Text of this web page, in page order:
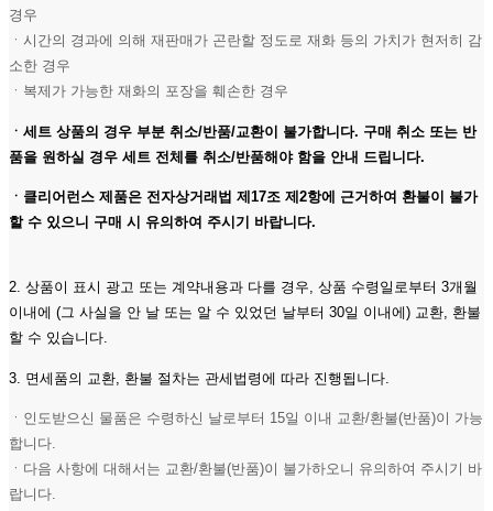
경우
ㆍ시간의 경과에 의해 재판매가 곤란할 정도로 재화 등의 가치가 현저히 감
소한 경우
ㆍ복제가 가능한 재화의 포장을 훼손한 경우
ㆍ세트 상품의 경우 부분 취소/반품/교환이 불가합니다. 구매 취소 또는 반
품을 원하실 경우 세트 전체를 취소/반품해야 함을 안내 드립니다.
ㆍ클리어런스 제품은 전자상거래법 제17조 제2항에 근거하여 환불이 불가
할 수 있으니 구매 시 유의하여 주시기 바랍니다.
2. 상품이 표시 광고 또는 계약내용과 다를 경우, 상품 수령일로부터 3개월
이내에 (그 사실을 안 날 또는 알 수 있었던 날부터 30일 이내에) 교환, 환불
할 수 있습니다.
3. 면세품의 교환, 환불 절차는 관세법령에 따라 진행됩니다.
ㆍ인도받으신 물품은 수령하신 날로부터 15일 이내 교환/환불(반품)이 가능
합니다.
ㆍ다음 사항에 대해서는 교환/환불(반품)이 불가하오니 유의하여 주시기 바
랍니다.